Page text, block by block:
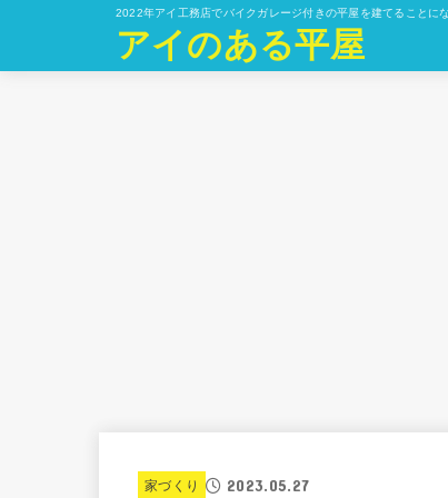
2022年アイ工務店でバイクガレージ付きの平屋を建てることに
アイのある平屋
家づくり 2023.05.27